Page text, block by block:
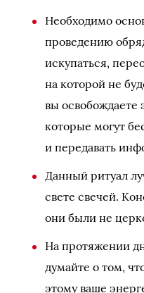
Необходимо
проведению
искупаться,
на которой не
вы освобождаете
которые могут
и передавать
Данный ритуал
свете свечей.
они были не
На протяжении
думайте о том,
этому ваше